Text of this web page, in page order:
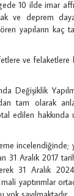
10 ilde imar
ve deprem
yapıların kaç
ve felaketlere
Değişiklik
tam olarak
edilen hakkında
incelendiğinde;
Aralık 2017
31 Aralık
yaptırımlar